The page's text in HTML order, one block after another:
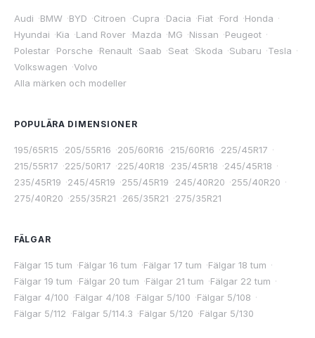
Audi ·BMW ·BYD ·Citroen ·Cupra ·Dacia ·Fiat ·Ford ·Honda ·
Hyundai ·Kia ·Land Rover ·Mazda ·MG ·Nissan ·Peugeot ·
Polestar ·Porsche ·Renault ·Saab ·Seat ·Skoda ·Subaru ·Tesla ·
Volkswagen ·Volvo
Alla märken och modeller
POPULÄRA DIMENSIONER
195/65R15 ·205/55R16 ·205/60R16 ·215/60R16 ·225/45R17 ·
215/55R17 ·225/50R17 ·225/40R18 ·235/45R18 ·245/45R18 ·
235/45R19 ·245/45R19 ·255/45R19 ·245/40R20 ·255/40R20 ·
275/40R20 ·255/35R21 ·265/35R21 ·275/35R21
FÄLGAR
Fälgar 15 tum ·Fälgar 16 tum ·Fälgar 17 tum ·Fälgar 18 tum ·
Fälgar 19 tum ·Fälgar 20 tum ·Fälgar 21 tum ·Fälgar 22 tum ·
Fälgar 4/100 ·Fälgar 4/108 ·Fälgar 5/100 ·Fälgar 5/108 ·
Fälgar 5/112 ·Fälgar 5/114.3 ·Fälgar 5/120 ·Fälgar 5/130